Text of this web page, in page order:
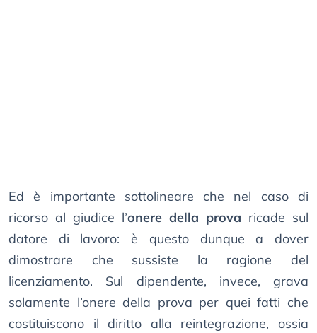
Ed è importante sottolineare che nel caso di
ricorso al giudice l’onere della prova ricade sul
datore di lavoro: è questo dunque a dover
dimostrare che sussiste la ragione del
licenziamento. Sul dipendente, invece, grava
solamente l’onere della prova per quei fatti che
costituiscono il diritto alla reintegrazione, ossia